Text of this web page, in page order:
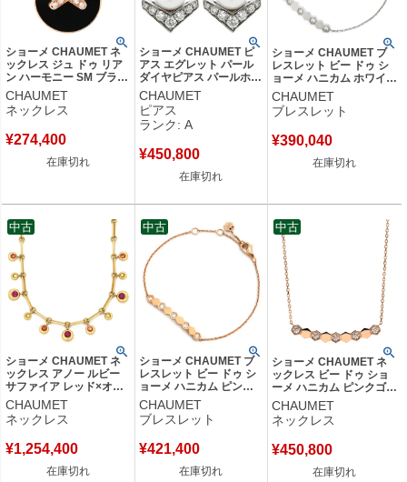
ショーメ CHAUMET ネ
ックレス ジュ ドゥ リア
ン ハーモニー SM ブラッ
ク×ピンクゴールド メダ
ル 750 18K PG ダイヤ オ
ニキス 084426 【保証
CHAUMET
ネックレス
¥274,400
在庫切れ
ショーメ CHAUMET ピ
アス エグレット パール
ダイヤピアス パールホワ
イト×ホワイトゴールド
K18 Au750 V字型 ダイヤ
【中古】中古美品
CHAUMET
ピアス
ランク: A
¥450,800
在庫切れ
ショーメ CHAUMET ブ
レスレット ビー ドゥ シ
ョーメ ハニカム ホワイト
ゴールド Bee My Love 5
石 ダイヤ 084850-000
【中古】
CHAUMET
ブレスレット
¥390,040
在庫切れ
ショーメ CHAUMET ネ
ックレス アノー ルビー
サファイア レッド×オレ
ンジ×イエロー×イエロー
ゴールド 18K 18金 750
【中古】
CHAUMET
ネックレス
¥1,254,400
在庫切れ
中古
ショーメ CHAUMET ブ
レスレット ビー ドゥ シ
ョーメ ハニカム ピンク
ゴールド Bee My Love
5P 5石 5粒 ダイヤモンド
084679-000 【保証書】
CHAUMET
ブレスレット
¥421,400
在庫切れ
中古
ショーメ CHAUMET ネ
ックレス ビー ドゥ ショ
ーメ ハニカム ピンクゴー
ルド Bee My Love 5P 5
石 5粒 ダイヤモンド
083983-000 【保証書】
CHAUMET
ネックレス
¥450,800
在庫切れ
中古